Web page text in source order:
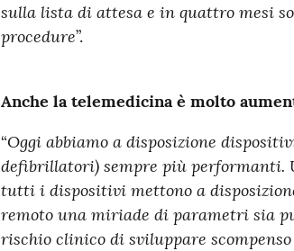
sulla lista di attesa e in quattro mesi
procedure”.
Anche la telemedicina è molto
“Oggi abbiamo a disposizione
defibrillatori) sempre più performanti.
tutti i dispositivi mettono a
remoto una miriade di parametri sia
rischio clinico di sviluppare